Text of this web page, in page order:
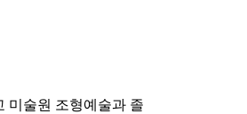
미술원 조형예술과 졸